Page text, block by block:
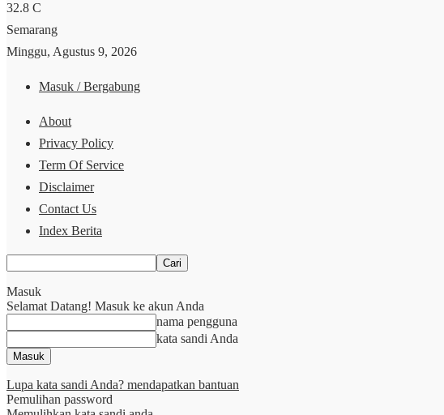
32.8 C
Semarang
Minggu, Agustus 9, 2026
Masuk / Bergabung
About
Privacy Policy
Term Of Service
Disclaimer
Contact Us
Index Berita
Masuk
Selamat Datang! Masuk ke akun Anda
nama pengguna
kata sandi Anda
Lupa kata sandi Anda? mendapatkan bantuan
Pemulihan password